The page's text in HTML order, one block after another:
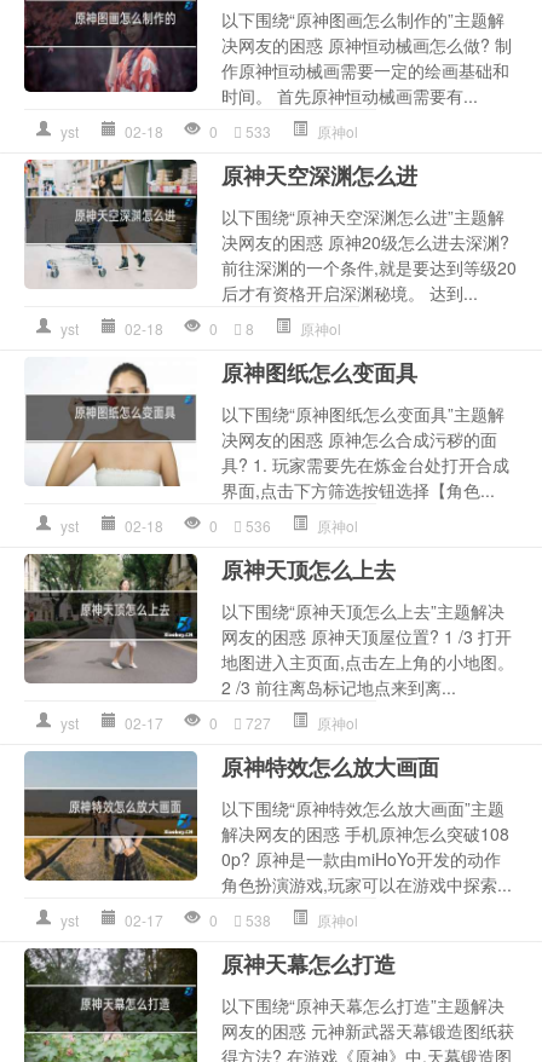
以下围绕“原神图画怎么制作的”主题解
决网友的困惑 原神恒动械画怎么做? 制
作原神恒动械画需要一定的绘画基础和
时间。 首先原神恒动械画需要有...
yst 02-18 0 533 原神ol
原神天空深渊怎么进
以下围绕“原神天空深渊怎么进”主题解
决网友的困惑 原神20级怎么进去深渊?
前往深渊的一个条件,就是要达到等级20
后才有资格开启深渊秘境。 达到...
yst 02-18 0 8 原神ol
原神图纸怎么变面具
以下围绕“原神图纸怎么变面具”主题解
决网友的困惑 原神怎么合成污秽的面
具? 1. 玩家需要先在炼金台处打开合成
界面,点击下方筛选按钮选择【角色...
yst 02-18 0 536 原神ol
原神天顶怎么上去
以下围绕“原神天顶怎么上去”主题解决
网友的困惑 原神天顶屋位置? 1 /3 打开
地图进入主页面,点击左上角的小地图。
2 /3 前往离岛标记地点来到离...
yst 02-17 0 727 原神ol
原神特效怎么放大画面
以下围绕“原神特效怎么放大画面”主题
解决网友的困惑 手机原神怎么突破108
0p? 原神是一款由miHoYo开发的动作
角色扮演游戏,玩家可以在游戏中探索...
yst 02-17 0 538 原神ol
原神天幕怎么打造
以下围绕“原神天幕怎么打造”主题解决
网友的困惑 元神新武器天幕锻造图纸获
得方法? 在游戏《原神》中,天幕锻造图